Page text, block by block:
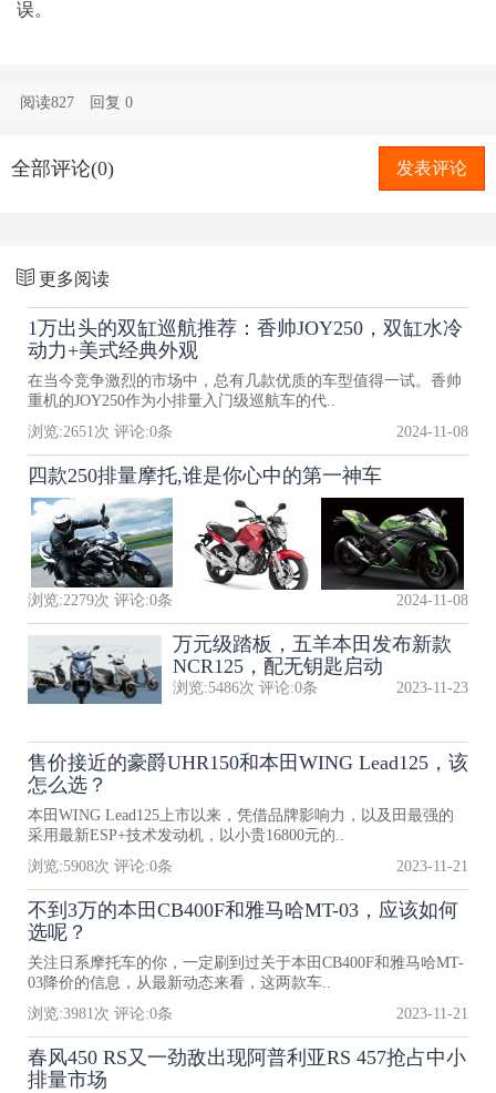
误。
阅读827 回复0
全部评论(0) 发表评论
更多阅读
1万出头的双缸巡航推荐：香帅JOY250，双缸水冷
动力+美式经典外观
在当今竞争激烈的市场中，总有几款优质的车型值得一试。香帅
重机的JOY250作为小排量入门级巡航车的代..
浏览:2651次 评论:0条 2024-11-08
四款250排量摩托,谁是你心中的第一神车
浏览:2279次 评论:0条 2024-11-08
万元级踏板，五羊本田发布新款
NCR125，配无钥匙启动
浏览:5486次 评论:0条 2023-11-23
售价接近的豪爵UHR150和本田WING Lead125，该
怎么选？
本田WING Lead125上市以来，凭借品牌影响力，以及田最强的
采用最新ESP+技术发动机，以小贵16800元的..
浏览:5908次 评论:0条 2023-11-21
不到3万的本田CB400F和雅马哈MT-03，应该如何
选呢？
关注日系摩托车的你，一定刷到过关于本田CB400F和雅马哈MT-
03降价的信息，从最新动态来看，这两款车..
浏览:3981次 评论:0条 2023-11-21
春风450 RS又一劲敌出现阿普利亚RS 457抢占中小
排量市场